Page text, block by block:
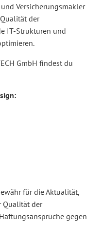
Versicherungsmakler
der
IT-Strukturen und
GmbH findest du
für die Aktualität,
Qualität der
gegen